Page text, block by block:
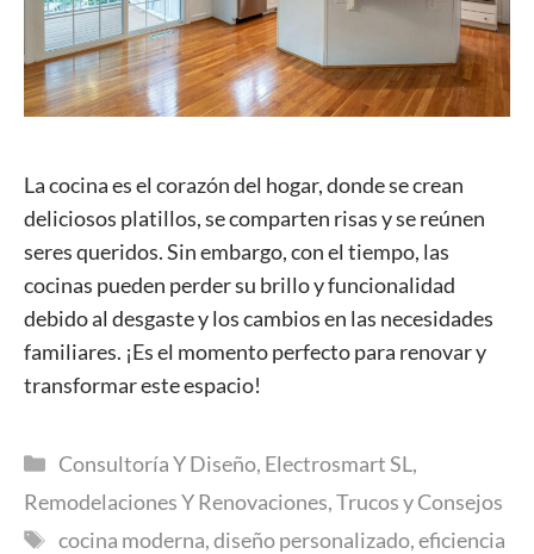
La cocina es el corazón del hogar, donde se crean
deliciosos platillos, se comparten risas y se reúnen
seres queridos. Sin embargo, con el tiempo, las
cocinas pueden perder su brillo y funcionalidad
debido al desgaste y los cambios en las necesidades
familiares. ¡Es el momento perfecto para renovar y
transformar este espacio!
Categorías
Consultoría Y Diseño, Electrosmart SL,
Remodelaciones Y Renovaciones,Trucos y Consejos
Etiquetas
cocina moderna,diseño personalizado,eficiencia